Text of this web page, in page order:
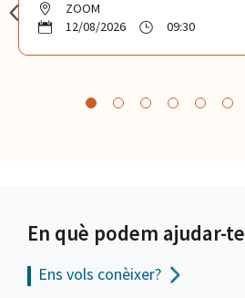
ZOOM
12/08/2026
09:30
En què podem ajudar-te
Ens vols conèixer?